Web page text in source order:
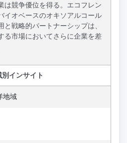
は競争優位を得る。エコフレン
イオベースのオキソアルコール
と戦略的パートナーシップは、
る市場においてさらに企業を差
インサイト
地域